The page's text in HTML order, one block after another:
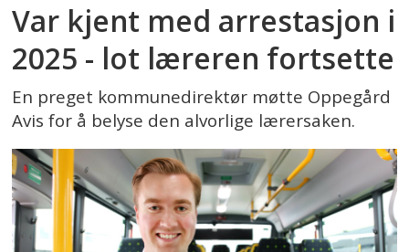
Var kjent med arrestasjon i
2025 - lot læreren fortsette
En preget kommunedirektør møtte Oppegård
Avis for å belyse den alvorlige lærersaken.